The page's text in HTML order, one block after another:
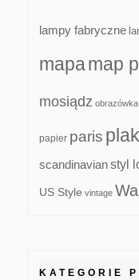
lampy fabryczne
mapamap
mosiądz obrazówka
papier paris
scandinavianstyl
US Style vintage
KATEGORIE